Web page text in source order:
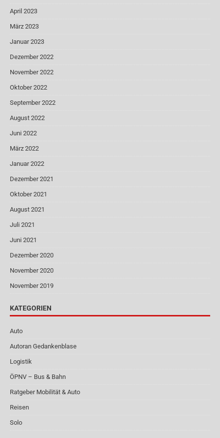
April 2023
März 2023
Januar 2023
Dezember 2022
November 2022
Oktober 2022
September 2022
August 2022
Juni 2022
März 2022
Januar 2022
Dezember 2021
Oktober 2021
August 2021
Juli 2021
Juni 2021
Dezember 2020
November 2020
November 2019
KATEGORIEN
Auto
Autoran Gedankenblase
Logistik
ÖPNV – Bus & Bahn
Ratgeber Mobilität & Auto
Reisen
Solo